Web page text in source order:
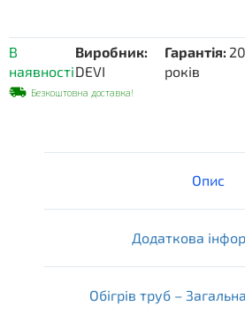
В
наявності
Виробник:
DEVI
Гарантія: 20
років
Безкоштовна доставка!
Опис
Додаткова
Обігрів труб –